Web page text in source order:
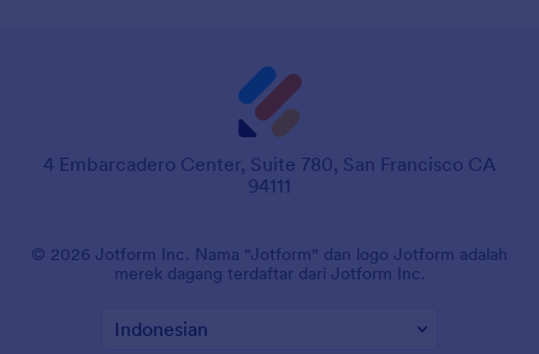
4 Embarcadero Center, Suite 780, San Francisco CA
94111
© 2026 Jotform Inc. Nama "Jotform" dan logo Jotform adalah
merek dagang terdaftar dari Jotform Inc.